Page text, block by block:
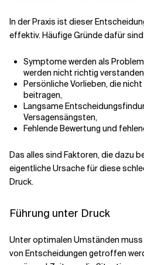
In der Praxis ist dieser
effektiv. Häufige Gründe dafür
Symptome werden als
werden nicht richtig
Persönliche Vorlieben, die
beitragen,
Langsame
Versagensängsten,
Fehlende Bewertung und
Das alles sind Faktoren, die dazu
eigentliche Ursache für diese
Druck.
Führung unter Druck
Unter optimalen Umständen
von Entscheidungen getroffen